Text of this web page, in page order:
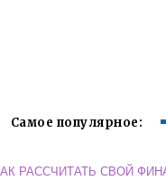
Самое популярное:
РАССЧИТАТЬ СВОЙ